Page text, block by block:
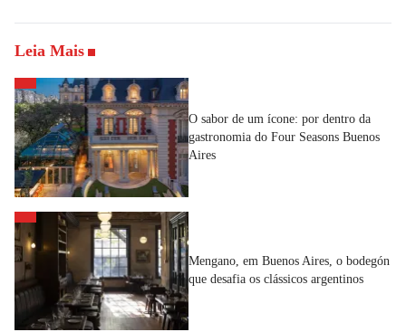
Leia Mais
O sabor de um ícone: por dentro da
gastronomia do Four Seasons Buenos
Aires
Mengano, em Buenos Aires, o bodegón
que desafia os clássicos argentinos